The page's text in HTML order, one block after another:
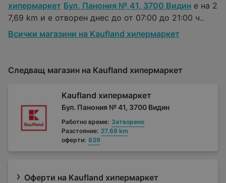
хипермаркет Бул. Панония № 41, 3700 Видин е на 2
7,69 km и е отворен днес до от 07:00 до 21:00 ч..
Всички магазини на Kaufland хипермаркет
Следващ магазин на Kaufland хипермаркет
Kaufland хипермаркет
Бул. Панония № 41, 3700 Видин
Работно време: Затворено
Разстояние: 27,69 km
оферти: 839
Оферти на Kaufland хипермаркет